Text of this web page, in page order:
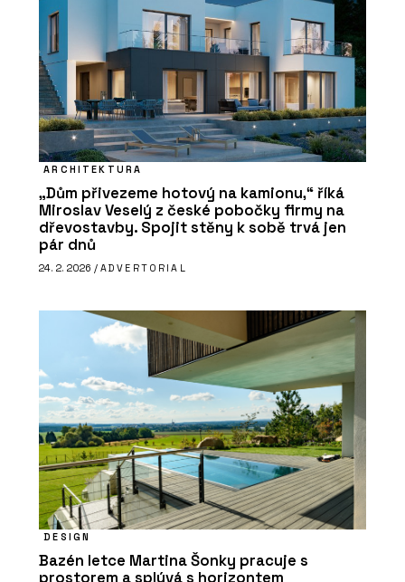
ARCHITEKTURA
„Dům přivezeme hotový na kamionu,“ říká
Miroslav Veselý z české pobočky firmy na
dřevostavby. Spojit stěny k sobě trvá jen
pár dnů
24. 2. 2026 / ADVERTORIAL
DESIGN
Bazén letce Martina Šonky pracuje s
prostorem a splývá s horizontem